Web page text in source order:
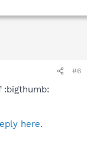
#6
:bigthumb:
here.